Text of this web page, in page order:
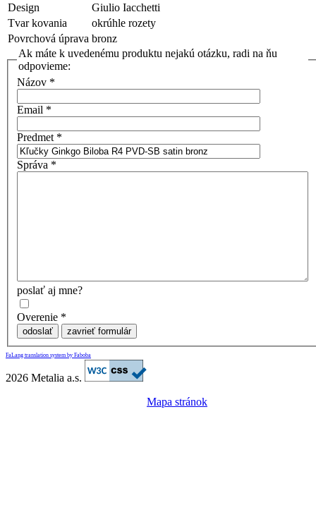
Design
Giulio Iacchetti
Tvar kovania
okrúhle rozety
Povrchová úprava bronz
Ak máte k uvedenému produktu nejakú otázku, radi na ňu
odpovieme:
Názov *
Email *
Predmet *
Správa *
poslať aj mne?
Overenie *
odoslať zavrieť formulár
FaLang translation system by Faboba
2026 Metalia a.s.
Mapa stránok